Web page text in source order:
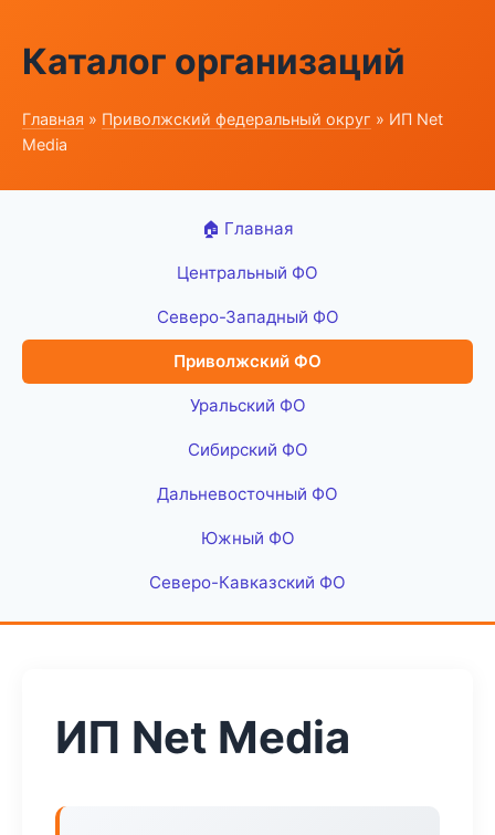
Каталог организаций
Главная » Приволжский федеральный округ » ИП Net
Media
🏠 Главная
Центральный ФО
Северо-Западный ФО
Приволжский ФО
Уральский ФО
Сибирский ФО
Дальневосточный ФО
Южный ФО
Северо-Кавказский ФО
ИП Net Media